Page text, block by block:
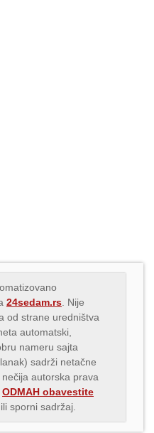
24sedam.rs . Nije
od strane uredništva
automatski,
nameru sajta
sadrži netačne
autorska prava
ODMAH obavestite
sporni sadržaj.